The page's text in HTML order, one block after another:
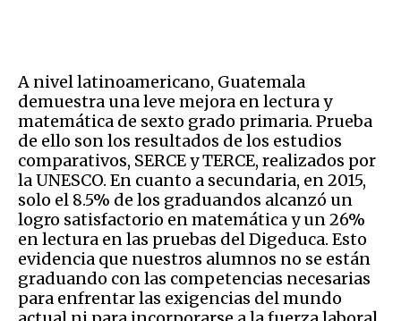
A nivel latinoamericano, Guatemala
demuestra una leve mejora en lectura y
matemática de sexto grado primaria. Prueba
de ello son los resultados de los estudios
comparativos, SERCE y TERCE, realizados por
la UNESCO. En cuanto a secundaria, en 2015,
solo el 8.5% de los graduandos alcanzó un
logro satisfactorio en matemática y un 26%
en lectura en las pruebas del Digeduca. Esto
evidencia que nuestros alumnos no se están
graduando con las competencias necesarias
para enfrentar las exigencias del mundo